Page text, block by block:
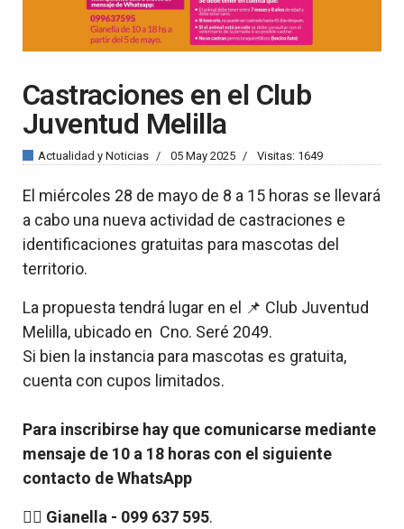
Castraciones en el Club
Juventud Melilla
Actualidad y Noticias 05 May 2025 Visitas: 1649
El miércoles 28 de mayo de 8 a 15 horas se llevará
a cabo una nueva actividad de castraciones e
identificaciones gratuitas para mascotas del
territorio.
La propuesta tendrá lugar en el 📌 Club Juventud
Melilla, ubicado en Cno. Seré 2049.
Si bien la instancia para mascotas es gratuita,
cuenta con cupos limitados.
Para inscribirse hay que comunicarse mediante
mensaje de 10 a 18 horas con el siguiente
contacto de WhatsApp
👉🏻 Gianella - 099 637 595.